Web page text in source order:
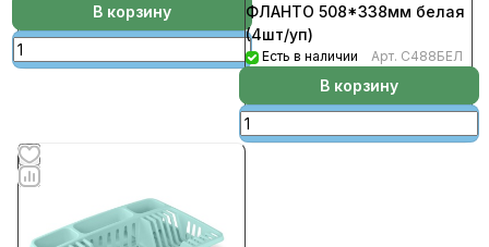
В корзину
ФЛАНТО 508*338мм белая
(4шт/уп)
Есть в наличии Арт. С488БЕЛ
В корзину